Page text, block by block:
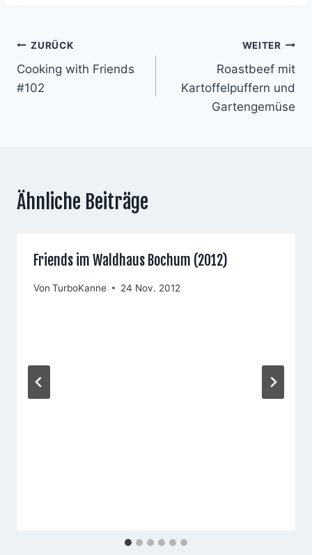
Beitragsnavigation
ZURÜCK
Cooking with Friends
#102
WEITER
Roastbeef mit
Kartoffelpuffern und
Gartengemüse
Ähnliche Beiträge
Friends im Waldhaus Bochum (2012)
Von TurboKanne 24 Nov. 2012